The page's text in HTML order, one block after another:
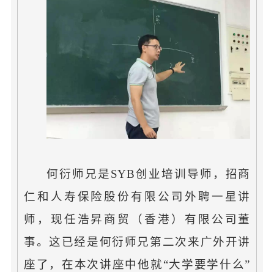
何衍师兄是SYB创业培训导师，招商
仁和人寿保险股份有限公司外聘一星讲
师，现任浩昇商贸（香港）有限公司董
事。这已经是何衍师兄第二次来广外开讲
座了，在本次讲座中他就“大学要学什么”